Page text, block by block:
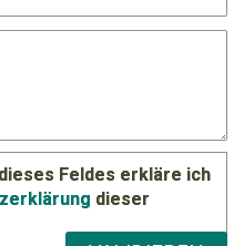
Feldes erkläre ich
dieser